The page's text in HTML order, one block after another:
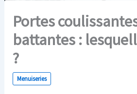
Portes
battantes :
?
Menuiseries